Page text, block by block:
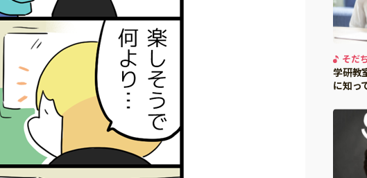
そだ
学研教
に知っ